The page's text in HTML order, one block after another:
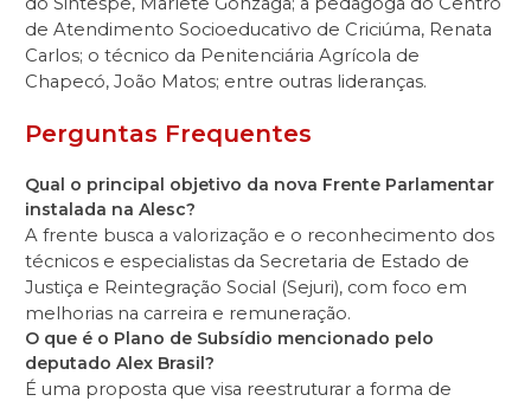
de Atendimento Socioeducativo de Criciúma, Renata
Carlos; o técnico da Penitenciária Agrícola de
Chapecó, João Matos; entre outras lideranças.
Perguntas Frequentes
Qual o principal objetivo da nova Frente Parlamentar
instalada na Alesc?
A frente busca a valorização e o reconhecimento dos
técnicos e especialistas da Secretaria de Estado de
Justiça e Reintegração Social (Sejuri), com foco em
melhorias na carreira e remuneração.
O que é o Plano de Subsídio mencionado pelo
deputado Alex Brasil?
É uma proposta que visa reestruturar a forma de